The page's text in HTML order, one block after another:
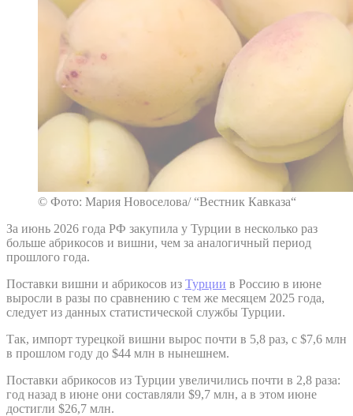
© Фото: Мария Новоселова/ “Вестник Кавказа“
За июнь 2026 года РФ закупила у Турции в несколько раз
больше абрикосов и вишни, чем за аналогичный период
прошлого года.
Поставки вишни и абрикосов из Турции в Россию в июне
выросли в разы по сравнению с тем же месяцем 2025 года,
следует из данных статистической службы Турции.
Так, импорт турецкой вишни вырос почти в 5,8 раз, с $7,6 млн
в прошлом году до $44 млн в нынешнем.
Поставки абрикосов из Турции увеличились почти в 2,8 раза:
год назад в июне они составляли $9,7 млн, а в этом июне
достигли $26,7 млн.